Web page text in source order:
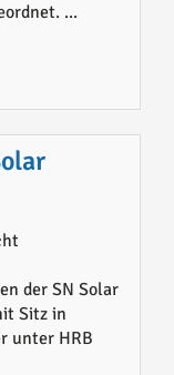
...
ein
der SN Solar
Sitz in
unter HRB